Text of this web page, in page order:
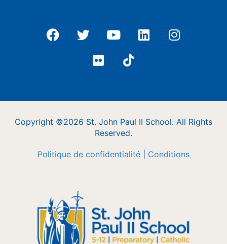
Copyright ©2026 St. John Paul II School. All Rights
Reserved.
Politique de confidentialité Conditions